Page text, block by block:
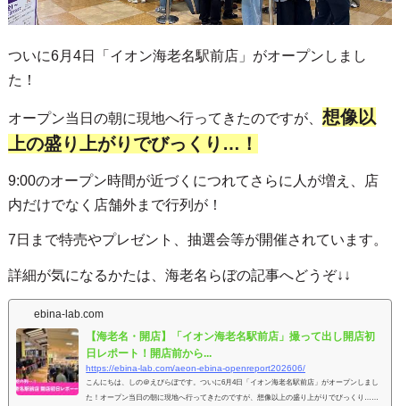
ついに6月4日「イオン海老名駅前店」がオープンしまし
た！
オープン当日の朝に現地へ行ってきたのですが、 想像以
上の盛り上がりでびっくり…！
9:00のオープン時間が近づくにつれてさらに人が増え、店
内だけでなく店舗外まで行列が！
7日まで特売やプレゼント、抽選会等が開催されています。
詳細が気になるかたは、海老名らぼの記事へどうぞ↓↓
ebina-lab.com
【海老名・開店】「イオン海老名駅前店」撮って出し開店初
日レポート！開店前から...
https://ebina-lab.com/aeon-ebina-openreport202606/
こんにちは、しの＠えびらぼです。ついに6月4日「イオン海老名駅前店」がオープンしまし
た！オープン当日の朝に現地へ行ってきたのですが、想像以上の盛り上がりでびっくり…！